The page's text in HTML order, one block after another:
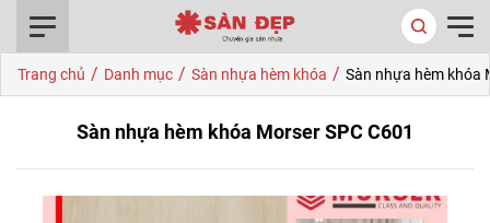
Trang chủ / Danh mục / Sàn nhựa hèm khóa / Sàn nhựa hèm khóa
Sàn nhựa hèm khóa Morser SPC C601